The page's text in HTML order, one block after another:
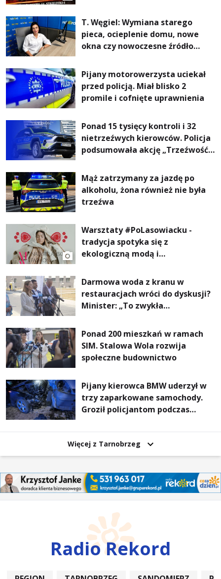
T. Węgiel: Wymiana starego
pieca, ocieplenie domu, nowe
okna czy nowoczesne źródło
rachunki za energię, lepszy
komfort życia i... czystsze
powietrze
Pijany motorowerzysta uciekał
przed policją. Miał blisko 2
promile i cofnięte uprawnienia
Ponad 15 tysięcy kontroli i 32
nietrzeźwych kierowców. Policja
podsumowała akcję „Trzeźwość”
Mąż zatrzymany za jazdę po
alkoholu, żona również nie była
trzeźwa
Warsztaty #PoLasowiacku -
tradycja spotyka się z
ekologiczną modą i
Darmowa woda z kranu w
restauracjach wróci do dyskusji?
Minister: „To zwykła
Ponad 200 mieszkań w ramach
SIM. Stalowa Wola rozwija
społeczne budownictwo
Pijany kierowca BMW uderzył w
trzy zaparkowane samochody.
Groził policjantom podczas
Więcej z Tarnobrzeg
Radio Rekord